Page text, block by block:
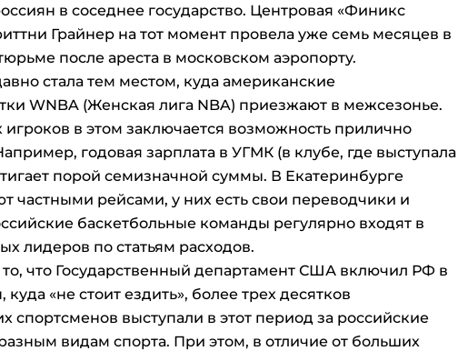
в соседнее государство. Центровая «Финикс
Грайнер на тот момент провела уже семь месяцев в
после ареста в московском аэропорту.
стала тем местом, куда американские
WNBA (Женская лига NBA) приезжают в межсезонье.
в этом заключается возможность прилично
годовая зарплата в УГМК (в клубе, где выступала
порой семизначной суммы. В Екатеринбурге
частными рейсами, у них есть свои переводчики и
баскетбольные команды регулярно входят в
лидеров по статьям расходов.
что Государственный департамент США включил РФ в
куда «не стоит ездить», более трех десятков
спортсменов выступали в этот период за российские
видам спорта. При этом, в отличие от больших